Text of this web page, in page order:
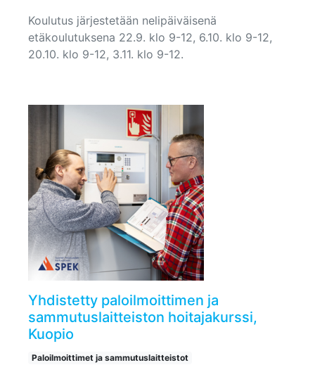
Koulutus järjestetään nelipäiväisenä
etäkoulutuksena 22.9. klo 9-12, 6.10. klo 9-12,
20.10. klo 9-12, 3.11. klo 9-12.
Yhdistetty paloilmoittimen ja
sammutuslaitteiston hoitajakurssi,
Kuopio
Paloilmoittimet ja sammutuslaitteistot